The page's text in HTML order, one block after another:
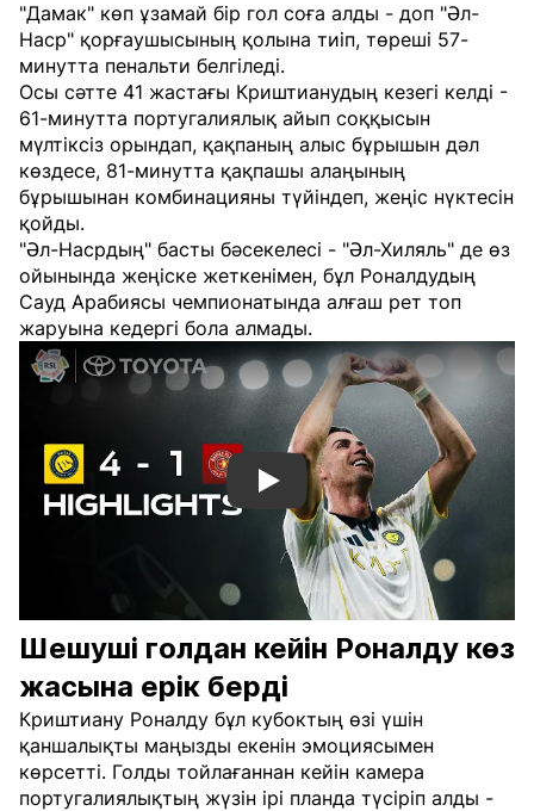
"Дамак" көп ұзамай бір гол соға алды - доп "Әл-
Наср" қорғаушысының қолына тиіп, төреші 57-
минутта пенальти белгіледі.
Осы сәтте 41 жастағы Криштианудың кезегі келді -
61-минутта португалиялық айып соққысын
мүлтіксіз орындап, қақпаның алыс бұрышын дәл
көздесе, 81-минутта қақпашы алаңының
бұрышынан комбинацияны түйіндеп, жеңіс нүктесін
қойды.
"Әл-Насрдың" басты бәсекелесі - "Әл-Хиляль" де өз
ойынында жеңіске жеткенімен, бұл Роналдудың
Сауд Арабиясы чемпионатында алғаш рет топ
жаруына кедергі бола алмады.
Смотреть видео YouTube
Шешуші голдан кейін Роналду көз
жасына ерік берді
Криштиану Роналду бұл кубоктың өзі үшін
қаншалықты маңызды екенін эмоциясымен
көрсетті. Голды тойлағаннан кейін камера
португалиялықтың жүзін ірі планда түсіріп алды -